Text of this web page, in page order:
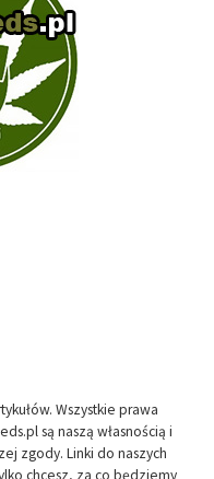
Wszystkie prawa
są naszą własnością i
zgody. Linki do naszych